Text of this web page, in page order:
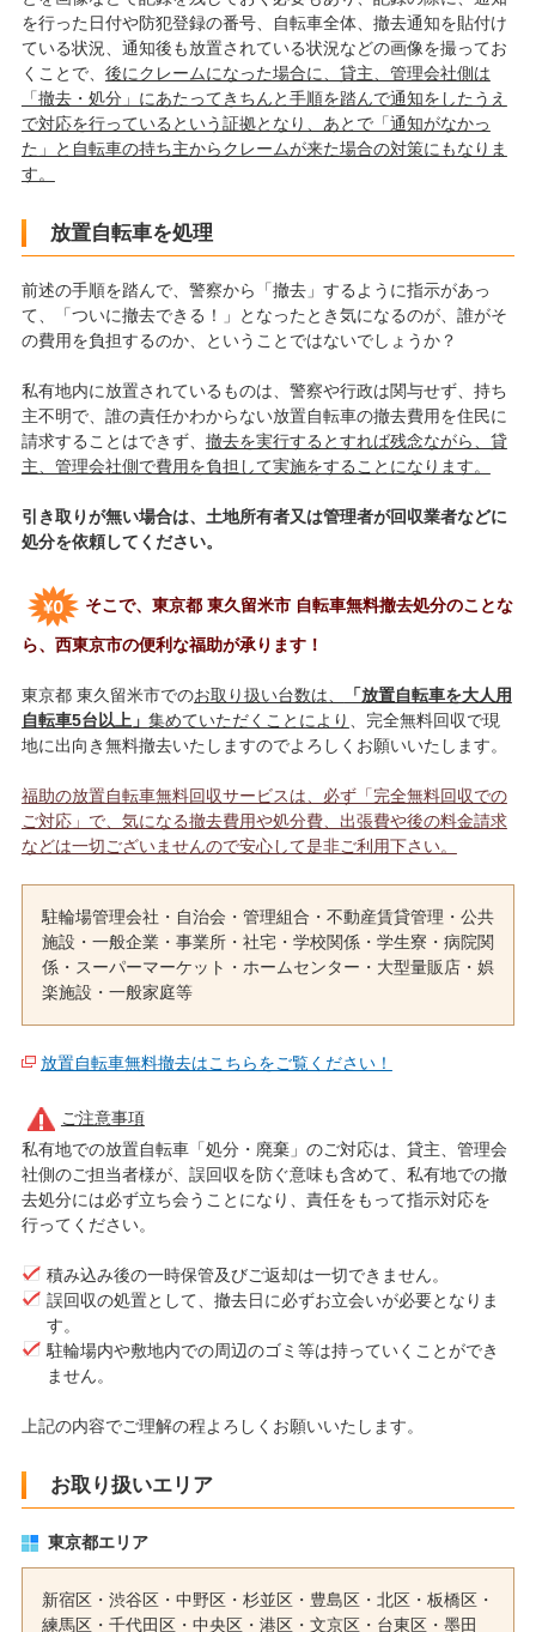
を行った日付や防犯登録の番号、自転車全体、撤去通知を貼付け
ている状況、通知後も放置されている状況などの画像を撮ってお
くことで、 後にクレームになった場合に、貸主、管理会社側は
「撤去・処分」にあたってきちんと手順を踏んで通知をしたうえ
で対応を行っているという証拠となり、あとで「通知がなかっ
た」と自転車の持ち主からクレームが来た場合の対策にもなりま
す。
放置自転車を処理
前述の手順を踏んで、警察から「撤去」するように指示があっ
て、「ついに撤去できる！」となったとき気になるのが、誰がそ
の費用を負担するのか、ということではないでしょうか？
私有地内に放置されているものは、警察や行政は関与せず、持ち
主不明で、誰の責任かわからない放置自転車の撤去費用を住民に
請求することはできず、 撤去を実行するとすれば残念ながら、貸
主、管理会社側で費用を負担して実施をすることになります。
引き取りが無い場合は、土地所有者又は管理者が回収業者などに
処分を依頼してください。
そこで、東京都 東久留米市 自転車無料撤去処分のことな
ら、西東京市の便利な福助が承ります！
東京都 東久留米市でのお取り扱い台数は、
「放置自転車を大人用
自転車5台以上」 集めていただくことにより
、完全無料回収で現
地に出向き無料撤去いたしますのでよろしくお願いいたします。
福助の放置自転車無料回収サービスは、必ず「完全無料回収での
ご対応」で、気になる撤去費用や処分費、出張費や後の料金請求
などは一切ございませんので安心して是非ご利用下さい。
駐輪場管理会社・自治会・管理組合・不動産賃貸管理・公共
施設・一般企業・事業所・社宅・学校関係・学生寮・病院関
係・スーパーマーケット・ホームセンター・大型量販店・娯
楽施設・一般家庭等
放置自転車無料撤去はこちらをご覧ください！
ご注意事項
私有地での放置自転車「処分・廃棄」のご対応は、貸主、管理会
社側のご担当者様が、誤回収を防ぐ意味も含めて、私有地での撤
去処分には必ず立ち会うことになり、責任をもって指示対応を
行ってください。
積み込み後の一時保管及びご返却は一切できません。
誤回収の処置として、撤去日に必ずお立会いが必要となりま
す。
駐輪場内や敷地内での周辺のゴミ等は持っていくことができ
ません。
上記の内容でご理解の程よろしくお願いいたします。
お取り扱いエリア
東京都エリア
新宿区・ 渋谷区・ 中野区・ 杉並区・ 豊島区・ 北区・ 板橋区・
練馬区・ 千代田区・ 中央区・ 港区・ 文京区・ 台東区・ 墨田